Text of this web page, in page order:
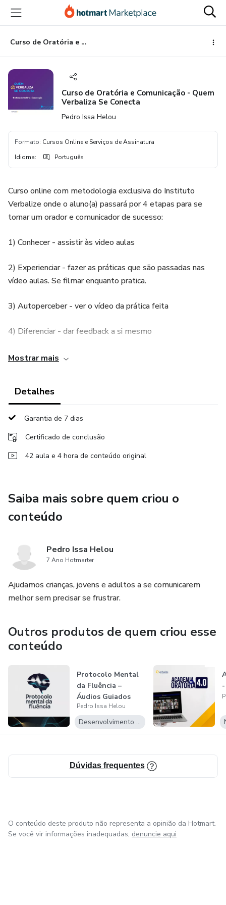
para
conteúdo
principal
para
pagamento
para
rodapé
Curso de Oratória e Comunicação - Quem Verbaliza Se Conecta
Curso de Oratória e Comunicação - Quem
Verbaliza Se Conecta
Pedro Issa Helou
Formato: Cursos Online e Serviços de Assinatura
Idioma: Português
Curso online com metodologia exclusiva do Instituto
Verbalize onde o aluno(a) passará por 4 etapas para se
tornar um orador e comunicador de sucesso:
1) Conhecer - assistir às video aulas
2) Experienciar - fazer as práticas que são passadas nas
vídeo aulas. Se filmar enquanto pratica.
3) Autoperceber - ver o vídeo da prática feita
4) Diferenciar - dar feedback a si mesmo
As etapas 3 e 4 podem ser feitas com um colega.
Introdução: necessidade e não habilidade
Inteligência Emocional - 5 Habilidades
- Você não é unânime
- Exercite a empatia
Forma - 5 Habilidades
- Comunicação com o rosto
- Transmita confiança com o corpo
- Técnicas do Grito e Cochico
Conteúdo - 8 Habilidades
- Público-alvo
- Especificidade e Concretude
Mostrar mais
Detalhes
Garantia de 7 dias
Certificado de conclusão
42 aula e 4 hora de conteúdo original
Saiba mais sobre quem criou o
conteúdo
Pedro Issa Helou
7 Ano Hotmarter
Ajudamos crianças, jovens e adultos a se comunicarem
melhor sem precisar se frustrar.
Outros produtos de quem criou esse
conteúdo
Protocolo Mental
da Fluência –
Áudios Guiados
para Destravar...
Pedro Issa Helou
Desenvolvimento Pessoal
Dúvidas frequentes
O conteúdo deste produto não representa a opinião da Hotmart.
Se você vir informações inadequadas, denuncie aqui